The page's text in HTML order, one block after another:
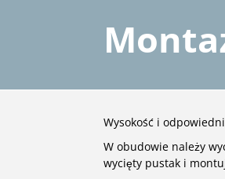
Wysokość i
W obudowie należy
wycięty pustak i